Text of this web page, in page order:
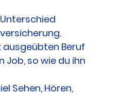
Beruf
Job, so wie du ihn
Sehen, Hören,